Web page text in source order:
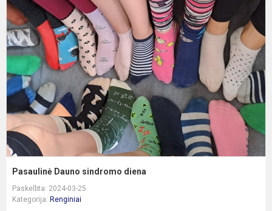
Pasaulinė Dauno sindromo diena
Paskelbta: 2024-03-25
Kategorija: Renginiai